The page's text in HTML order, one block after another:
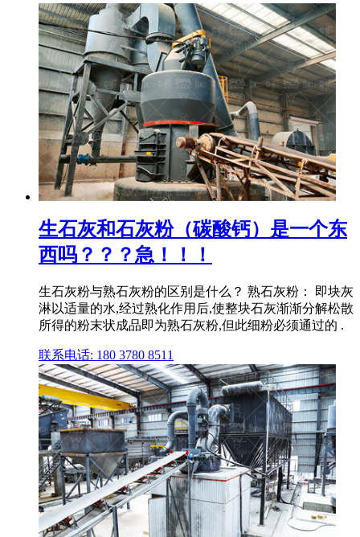
生石灰和石灰粉（碳酸钙）是一个东
西吗？？？急！！！
生石灰粉与熟石灰粉的区别是什么？ 熟石灰粉： 即块灰
淋以适量的水,经过熟化作用后,使整块石灰渐渐分解松散
所得的粉末状成品即为熟石灰粉,但此细粉必须通过的 .
联系电话: 180 3780 8511